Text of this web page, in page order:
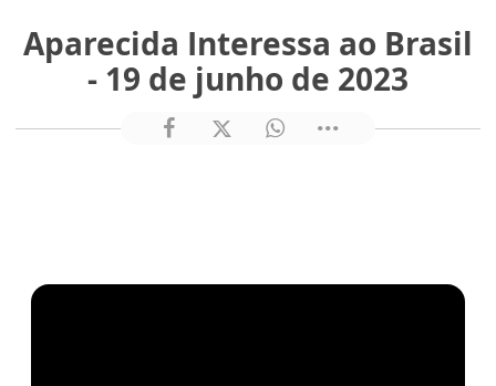
Aparecida Interessa ao Brasil
- 19 de junho de 2023